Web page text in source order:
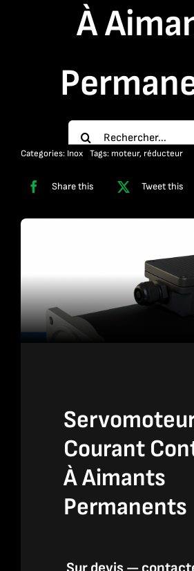
À
Rechercher:
Categories: Inox Tags: moteur, réducteur
Share this Tweet this
Courant
À Aimants
Permanents